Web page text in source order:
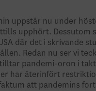
uppstår nu under
upphört. Dessutom
där det i skrivande
Redan nu ser vi
pandemi-oron i
har återinfört
att pandemins